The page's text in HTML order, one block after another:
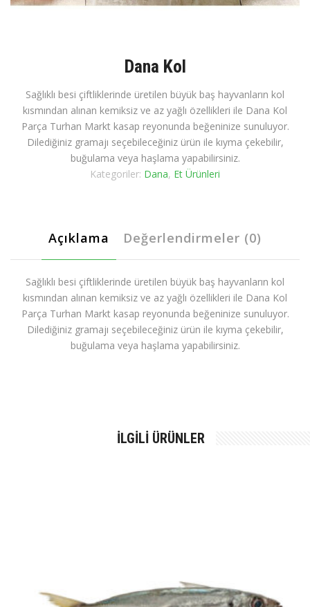
Dana Kol
Sağlıklı besi çiftliklerinde üretilen büyük baş hayvanların kol
kısmından alınan kemiksiz ve az yağlı özellikleri ile Dana Kol
Parça Turhan Markt kasap reyonunda beğeninize sunuluyor.
Dilediğiniz gramajı seçebileceğiniz ürün ile kıyma çekebilir,
buğulama veya haşlama yapabilirsiniz.
Kategoriler: Dana, Et Ürünleri
Açıklama Değerlendirmeler (0)
Sağlıklı besi çiftliklerinde üretilen büyük baş hayvanların kol
kısmından alınan kemiksiz ve az yağlı özellikleri ile Dana Kol
Parça Turhan Markt kasap reyonunda beğeninize sunuluyor.
Dilediğiniz gramajı seçebileceğiniz ürün ile kıyma çekebilir,
buğulama veya haşlama yapabilirsiniz.
İLGILI ÜRÜNLER